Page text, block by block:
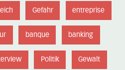
Gefahr entreprise
banque banking
Politik Gewalt